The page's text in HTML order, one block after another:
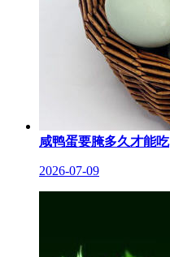
咸鸭蛋要腌多久才能吃
2026-07-09